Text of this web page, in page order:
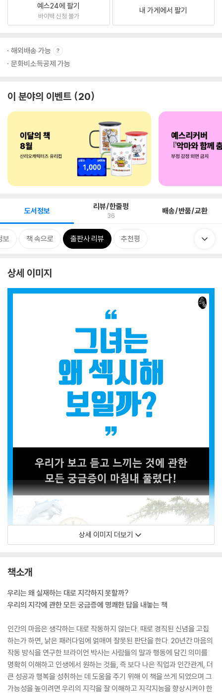
예스24에 팔기
바이백 신청 불가
내 가게에서 팔기
해외배송 가능
문화비소득공제 가능
이 분야의 이벤트 20
도서정보 리뷰/한줄평
36 배송/반품/교환
보 책 속으로 출판사 리뷰 추천평
상세 이미지
상세 이미지 더보기
책소개
우리는 왜 실재하는 대로 지각하지 못할까?
우리의 지각에 관한 모든 궁금증에 명쾌한 답을 내놓는 책
인간의 마음은 생각하는 대로 작동하지 않는다. 때로 경직된 신념을 고집
하는가 하면, 낡은 패러다임에 얽매여 잘못된 판단을 한다. 20년간 마음의
작동 방식을 연구한 브라이언 박사는 사람들의 말과 행동에 담긴 의미를
명확히 이해하고 인생에서 원하는 것들, 즉 보다 나은 직업과 인간관계, 더
큰 성공과 행복을 성취하는 데 도움을 주기 위해 이 책을 쓰게 되었으며 그
가능성을 높이려면 우리의 지각을 잘 이해하고 지각지능을 향상시켜야 한